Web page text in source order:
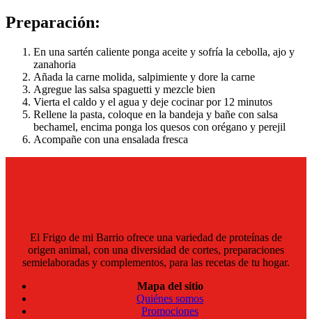
Preparación:
En una sartén caliente ponga aceite y sofría la cebolla, ajo y
zanahoria
Añada la carne molida, salpimiente y dore la carne
Agregue las salsa spaguetti y mezcle bien
Vierta el caldo y el agua y deje cocinar por 12 minutos
Rellene la pasta, coloque en la bandeja y bañe con salsa
bechamel, encima ponga los quesos con orégano y perejil
Acompañe con una ensalada fresca
El Frigo de mi Barrio ofrece una variedad de proteínas de
origen animal, con una diversidad de cortes, preparaciones
semielaboradas y complementos, para las recetas de tu hogar.
Mapa del sitio
Quiénes somos
Promociones